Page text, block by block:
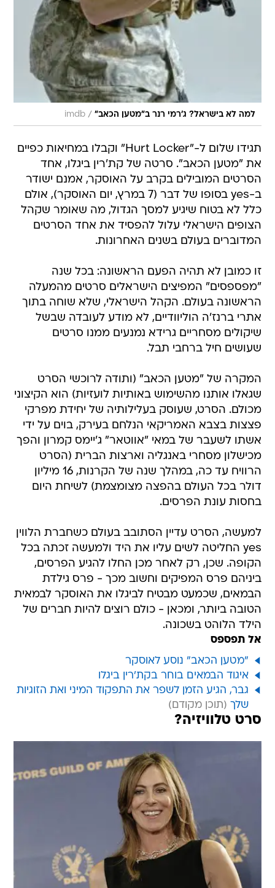
למה לא בישראל? ג'רמי רנר ב"מטען הכאב" /
imdb
תגידו שלום ל-"Hurt Locker" וקבלו במחיאות כפיים
את "מטען הכאב". סרטה של קת'רין ביגלו, אחד
הסרטים המובילים בקרב על האוסקר, אמנם ישודר
ב-yes בסופו של דבר (7 במרץ, יום האוסקר), אולם
כלל לא בטוח שיגיע למסך הגדול, מה שאומר שקהל
הצופים הישראלי עלול להפסיד את אחד הסרטים
המדוברים בעולם בשנים האחרונות.
זו כמובן לא תהיה הפעם הראשונה: בכל שנה
"מפספסים" המפיצים הישראלים סרטים מהמעלה
הראשונה בעולם. הקהל הישראלי, שלא שוחה בתוך
אתרי ברנז'ה הוליוודיים, לא מודע לעובדה שבשל
שיקולים מסחריים גרידא נמנעים ממנו סרטים
שעושים חיל ברחבי תבל.
המקרה של "מטען הכאב" (ותודה לרוכשי הסרט
שגאלו אותנו מהשימוש באותיות לועזיות) הוא הקיצוני
מכולם. הסרט, שעוסק בעלילותיה של יחידת מפרקי
פצצות בצבא האמריקאי הנלחם בעירק, בוים על ידי
אשתו לשעבר של במאי "אווטאר" ג'יימס קמרון והפך
מכישלון מסחרי באנגליה וארצות הברית (הסרט
הרוויח עד כה, במהלך שנה של הקרנות, 16 מיליון
דולר בכל העולם בהפצה מצומצמת) לשיחת היום
בחסות עונת הפרסים.
למעשה, הסרט עדיין הסתובב בעולם כשחברת הלווין
yes החליטה לשים עליו את היד ולמעשה זכתה בכל
הקופה. שכן, רק לאחר מכן החלו להגיע הפרסים,
ביניהם פרס המפיקים וחשוב מכך - פרס גילדת
הבמאים, שכמעט מבטיח לביגלו את האוסקר לבמאית
הטובה ביותר, ומכאן - כולם רוצים להיות חברים של
הילד הלוהט בשכונה.
אל תפספס
"מטען הכאב" נוסע לאוסקר
איגוד הבמאים בוחר בקת'רין ביגלו
גבר, הגיע הזמן לשפר את התפקוד המיני ואת הזוגיות
שלך
סרט טלוויזיה?